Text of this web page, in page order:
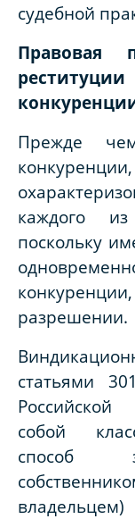
судебной
Правовая
Прежде
каждого
поскольку
разрешении.
статьями
собой
способ